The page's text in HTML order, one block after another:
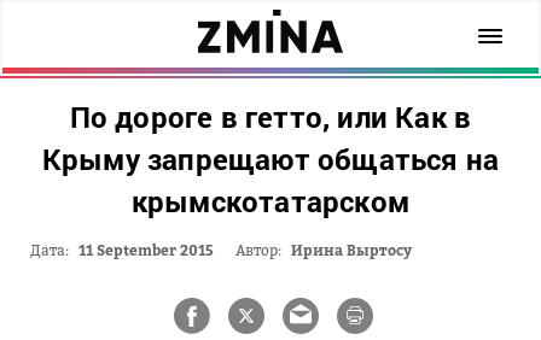
По дороге в гетто, или Как в
Крыму запрещают общаться на
крымскотатарском
Дата: 11 September 2015 Автор: Ирина Выртосу